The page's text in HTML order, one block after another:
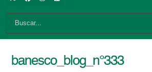
banesco_blog_n°333